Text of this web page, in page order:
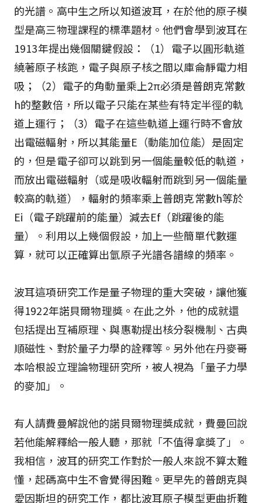
的光譜。高中生之所以知道波耳，在於他的原子模
型是高三物理課程的標準題材。他們會學到波耳在
1913年提出幾個關鍵假設：（1）電子以圓形軌道
繞著原子核跑，電子與原子核之間以庫侖靜電力相
吸；（2）電子的角動量乘上2π必須是普朗克常數
h的整數倍，所以電子只能在某些有特定半徑的軌
道上運行；（3）電子在這些軌道上運行時不會放
出電磁輻射，所以其能量E（動能加位能）是固定
的，但是電子卻可以跳到另一個能量較低的軌道，
而放出電磁輻射（或是吸收輻射而跳到另一個能量
較高的軌道），輻射的頻率乘上普朗克常數h等於
Ei（電子跳躍前的能量）減去Ef（跳躍後的能
量）。利用以上幾個假設，加上一些簡單代數運
算，就可以正確算出氫原子光譜各譜線的頻率。
波耳這項研究工作是量子物理的重大突破，讓他獲
得1922年諾貝爾物理獎。在此之外，他的成就還
包括提出互補原理、與惠勒提出核分裂機制、古典
順磁性、對於量子力學的詮釋等。另外他在丹麥哥
本哈根設立理論物理研究所，被人視為「量子力學
的麥加」。
有人請費曼解說他的諾貝爾物理獎成就，費曼回說
若他能解釋給一般人聽，那就「不值得拿獎了」。
我相信，波耳的研究工作對於一般人來說不算太難
懂，起碼高中生不會覺得困難。更早先的普朗克與
愛因斯坦的研究工作，都比波耳原子模型更曲折難